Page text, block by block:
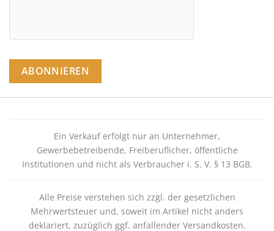
Ein Verkauf erfolgt nur an Unternehmer,
Gewerbebetreibende, Freiberuflicher, öffentliche
Institutionen und nicht als Verbraucher i. S. V. § 13 BGB.
Alle Preise verstehen sich zzgl. der gesetzlichen
Mehrwertsteuer und, soweit im Artikel nicht anders
deklariert, zuzüglich ggf. anfallender Versandkosten.